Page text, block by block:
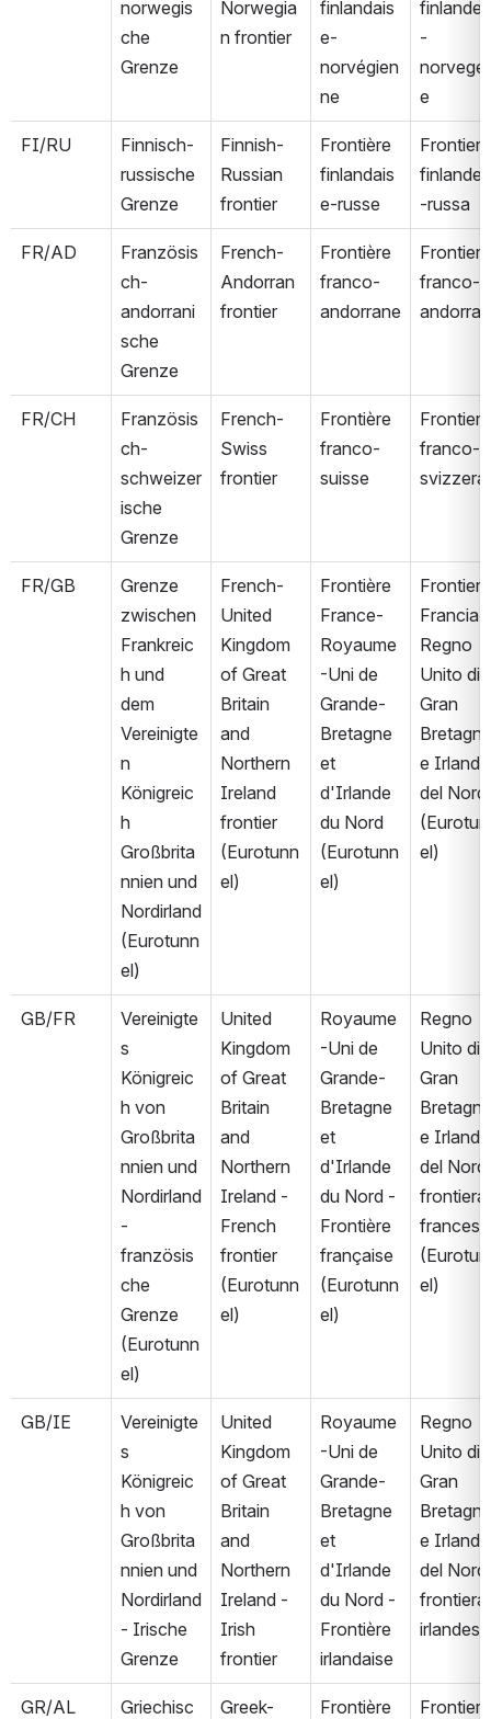
norwegis
che
Grenze
Norwegia
n frontier
finlandais
e-
norvégien
ne
-
e
FI/RU
Finnisch-
russische
Grenze
Finnish-
Russian
frontier
Frontière
finlandais
e-russe
Frontiera
-russa
FR/AD
Französis
ch-
andorrani
sche
Grenze
French-
Andorran
frontier
Frontière
franco-
andorrane
Frontiera
franco-
FR/CH
Französis
ch-
schweizer
ische
Grenze
French-
Swiss
frontier
Frontière
franco-
suisse
Frontiera
franco-
svizzera
FR/GB
Grenze
zwischen
Frankreic
h und
dem
Vereinigte
n
Königreic
h
Großbrita
nnien und
Nordirland
(Eurotunn
el)
French-
United
Kingdom
of Great
Britain
and
Northern
Ireland
frontier
(Eurotunn
el)
Frontière
France-
Royaume
-Uni de
Grande-
Bretagne
et
d'Irlande
du Nord
(Eurotunn
el)
Frontiera
Francia-
Regno
Unito di
Gran
Bretagna
e Irlanda
del Nord
el)
GB/FR
Vereinigte
s
Königreic
h von
Großbrita
nnien und
Nordirland
-
französis
che
Grenze
(Eurotunn
el)
United
Kingdom
of Great
Britain
and
Northern
Ireland -
French
frontier
(Eurotunn
el)
Royaume
-Uni de
Grande-
Bretagne
et
d'Irlande
du Nord -
Frontière
française
(Eurotunn
el)
Regno
Unito di
Gran
Bretagna
e Irlanda
del
frontiera
francese
el)
GB/IE
Vereinigte
s
Königreic
h von
Großbrita
nnien und
Nordirland
- Irische
Grenze
United
Kingdom
of Great
Britain
and
Northern
Ireland -
Irish
frontier
Royaume
-Uni de
Grande-
Bretagne
et
d'Irlande
du Nord -
Frontière
irlandaise
Regno
Unito di
Gran
Bretagna
e Irlanda
del
frontiera
irlandese
GR/AL
Griechisc
Greek-
Frontière
Frontiera